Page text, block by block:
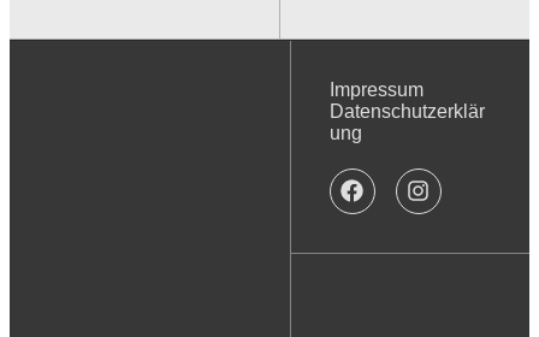
Impressum
Datenschutzerklär
ung